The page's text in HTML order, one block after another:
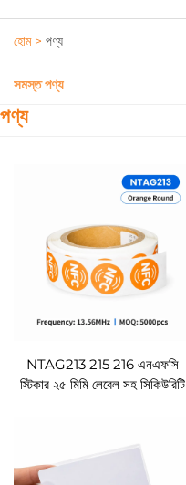
হোম > পণ্য
সমস্ত পণ্য
পণ্য
NTAG213 215 216 এনএফসি
স্টিকার ২৫ মিমি লেবেল সহ সিকিউরিটি